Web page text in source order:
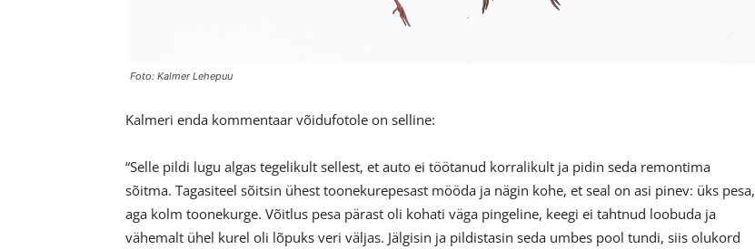
Foto: Kalmer Lehepuu
Kalmeri enda kommentaar võidufotole on selline:
“Selle pildi lugu algas tegelikult sellest, et auto ei töötanud korralikult ja pidin seda remontima
sõitma. Tagasiteel sõitsin ühest toonekurepesast mööda ja nägin kohe, et seal on asi pinev: üks pesa,
aga kolm toonekurge. Võitlus pesa pärast oli kohati väga pingeline, keegi ei tahtnud loobuda ja
vähemalt ühel kurel oli lõpuks veri väljas. Jälgisin ja pildistasin seda umbes pool tundi, siis olukord